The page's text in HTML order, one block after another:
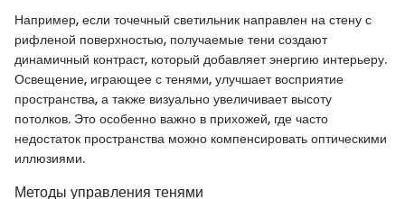
Например, если точечный светильник направлен на стену с
рифленой поверхностью, получаемые тени создают
динамичный контраст, который добавляет энергию интерьеру.
Освещение, играющее с тенями, улучшает восприятие
пространства, а также визуально увеличивает высоту
потолков. Это особенно важно в прихожей, где часто
недостаток пространства можно компенсировать оптическими
иллюзиями.
Методы управления тенями